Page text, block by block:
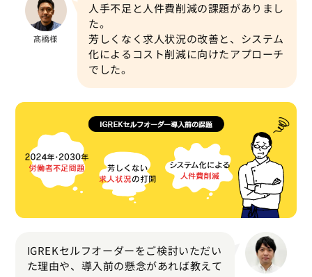
人手不足と人件費削減の課題がありまし
た。
芳しくなく求人状況の改善と、システム
化によるコスト削減に向けたアプローチ
でした。
IGREKセルフオーダーをご検討いただい
た理由や、導入前の懸念があれば教えて